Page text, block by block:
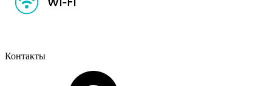
Контакты